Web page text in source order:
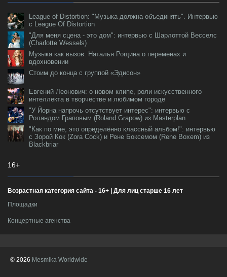
League of Distortion: "Музыка должна объединять". Интервью
с League Of Distortion
"Для меня сцена - это дом": интервью с Шарлоттой Весселс
(Charlotte Wessels)
Музыка как вызов: Наталья Рощина о переменах и
вдохновении
Стоим до конца с группой «Эдисон»
Евгений Леонович: о новом клипе, роли искусственного
интеллекта в творчестве и любимом городе
"У Йорна напрочь отсутствует интерес": интервью с
Роландом Граповым (Roland Grapow) из Masterplan
"Как по мне, это определённо классный альбом!": интервью
с Зорой Кок (Zora Cock) и Рене Боксемом (Rene Boxem) из
Blackbriar
16+
Возрастная категория сайта - 16+ | Для лиц старше 16 лет
Площадки
Концертные агенства
© 2026 Mesmika Worldwide